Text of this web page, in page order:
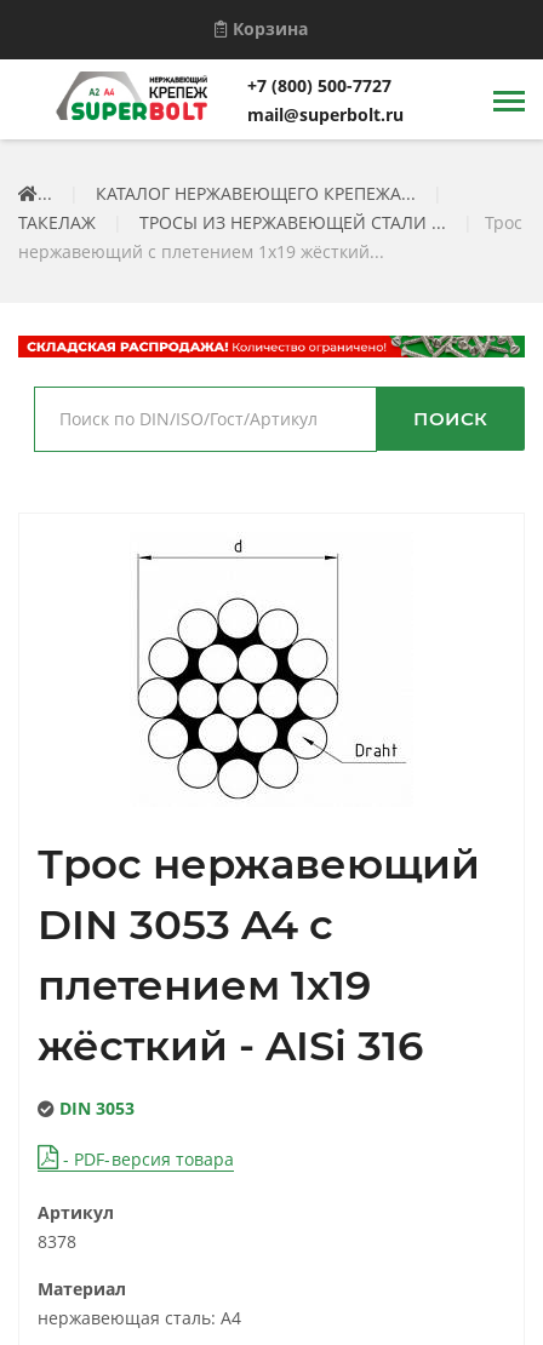
Корзина
+7 (800) 500-7727
mail@superbolt.ru
... КАТАЛОГ НЕРЖАВЕЮЩЕГО КРЕПЕЖА...
ТАКЕЛАЖ
ТРОСЫ ИЗ НЕРЖАВЕЮЩЕЙ СТАЛИ ...
Трос
нержавеющий с плетением 1х19 жёсткий...
ПОИСК
Трос нержавеющий
DIN 3053 A4 с
плетением 1х19
жёсткий - AISi 316
DIN 3053
- PDF-версия товара
Артикул
8378
Материал
нержавеющая сталь: A4